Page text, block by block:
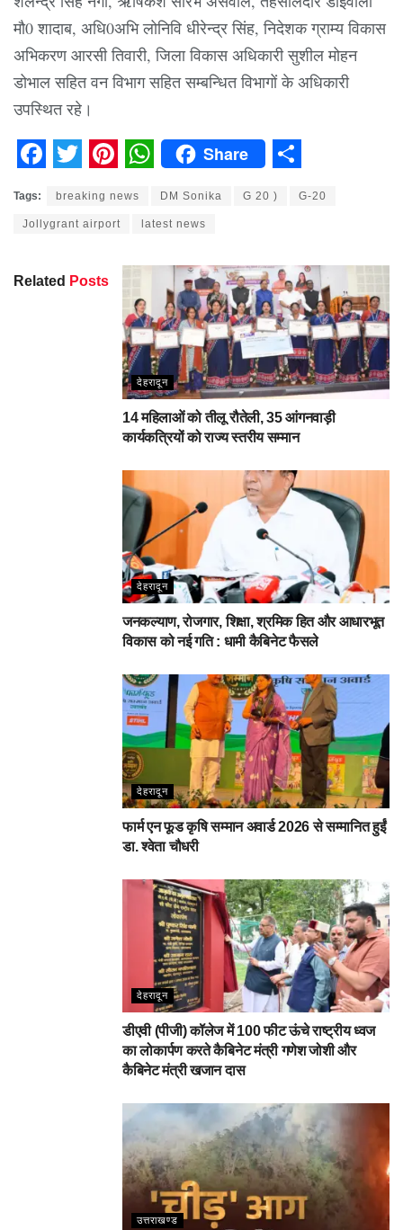
मौ0 शादाब, अधि0अभि लोनिवि धीरेन्द्र सिंह, निदेशक ग्राम्य विकास
अभिकरण आरसी तिवारी, जिला विकास अधिकारी सुशील मोहन
डोभाल सहित वन विभाग सहित सम्बन्धित विभागों के अधिकारी
उपस्थित रहे।
Share
Tags: breaking news DM Sonika G 20 ) G-20
Jollygrant airport latest news
Related Posts
देहरादून
14 महिलाओं को तीलू रौतेली, 35 आंगनवाड़ी
कार्यकत्रियों को राज्य स्तरीय सम्मान
देहरादून
जनकल्याण, रोजगार, शिक्षा, श्रमिक हित और आधारभूत
विकास को नई गति : धामी कैबिनेट फैसले
देहरादून
फार्म एन फूड कृषि सम्मान अवार्ड 2026 से सम्मानित हुईं
डा. श्वेता चौधरी
देहरादून
डीएवी (पीजी) कॉलेज में 100 फीट ऊंचे राष्ट्रीय ध्वज
का लोकार्पण करते कैबिनेट मंत्री गणेश जोशी और
कैबिनेट मंत्री खजान दास
उत्तराखण्ड